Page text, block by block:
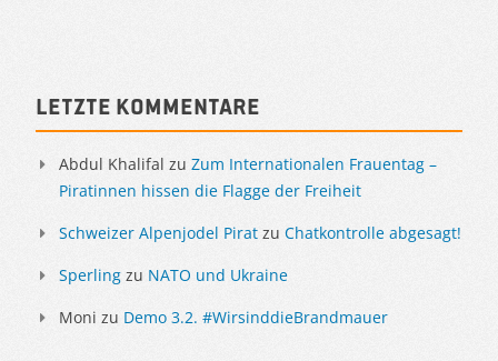
Letzte Kommentare
Abdul Khalifal zu Zum Internationalen Frauentag –
Piratinnen hissen die Flagge der Freiheit
Schweizer Alpenjodel Pirat zu Chatkontrolle abgesagt!
Sperling zu NATO und Ukraine
Moni zu Demo 3.2. #WirsinddieBrandmauer